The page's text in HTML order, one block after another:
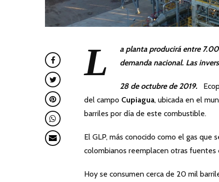
L
a planta producirá entre
demanda nacional. Las
28 de octubre de 2019.
del campo Cupiagua, ubicada en el
barriles por día de este combustible.
El GLP, más conocido como el gas
colombianos reemplacen otras fuentes
Hoy se consumen cerca de 20 mil